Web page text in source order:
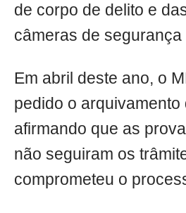
de corpo de delito e
câmeras de segurança
Em abril deste ano, o
pedido o arquivamento
afirmando que as
não seguiram os
comprometeu o